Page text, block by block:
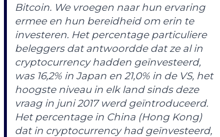
Bitcoin. We vroegen naar hun ervaring
ermee en hun bereidheid om erin te
investeren. Het percentage particuliere
beleggers dat antwoordde dat ze al in
cryptocurrency hadden geïnvesteerd,
was 16,2% in Japan en 21,0% in de VS, het
hoogste niveau in elk land sinds deze
vraag in juni 2017 werd geïntroduceerd.
Het percentage in China (Hong Kong)
dat in cryptocurrency had geïnvesteerd,